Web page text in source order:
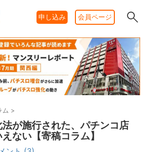
申し込み 会員ページ
ム >
が施行された、パチンコ店
ない【寄稿コラム】